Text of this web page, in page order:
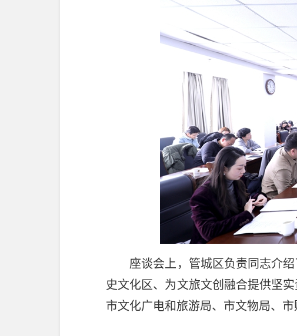
座谈会上，管城区负责同志介绍
史文化区、为文旅文创融合提供坚
市文化广电和旅游局、市文物局、